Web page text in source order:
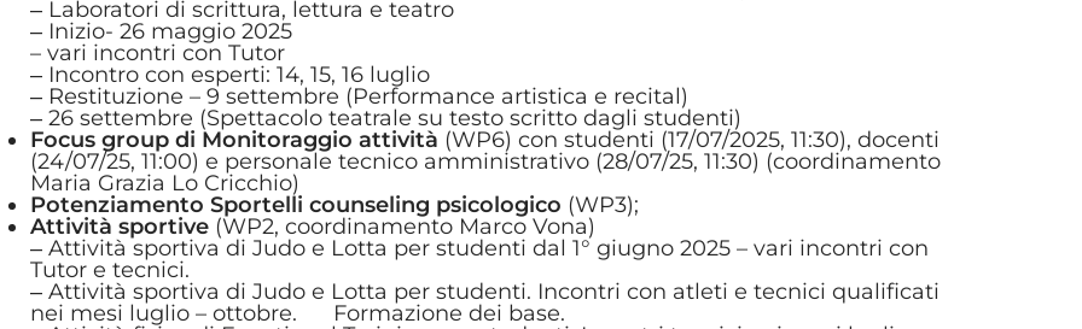
‒ Laboratori di scrittura, lettura e teatro
‒ Inizio- 26 maggio 2025
– vari incontri con Tutor
‒ Incontro con esperti: 14, 15, 16 luglio
‒ Restituzione – 9 settembre (Performance artistica e recital)
‒ 26 settembre (Spettacolo teatrale su testo scritto dagli studenti)
Focus group di Monitoraggio attività (WP6) con studenti (17/07/2025, 11:30), docenti
(24/07/25, 11:00) e personale tecnico amministrativo (28/07/25, 11:30) (coordinamento
Maria Grazia Lo Cricchio)
Potenziamento Sportelli counseling psicologico (WP3);
Attività sportive (WP2, coordinamento Marco Vona)
‒ Attività sportiva di Judo e Lotta per studenti dal 1° giugno 2025 – vari incontri con
Tutor e tecnici.
‒ Attività sportiva di Judo e Lotta per studenti. Incontri con atleti e tecnici qualificati
nei mesi luglio – ottobre. Formazione dei base.